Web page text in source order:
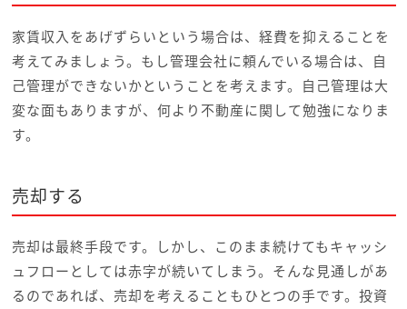
家賃収入をあげずらいという場合は、経費を抑えることを
考えてみましょう。もし管理会社に頼んでいる場合は、自
己管理ができないかということを考えます。自己管理は大
変な面もありますが、何より不動産に関して勉強になりま
す。
売却する
売却は最終手段です。しかし、このまま続けてもキャッシ
ュフローとしては赤字が続いてしまう。そんな見通しがあ
るのであれば、売却を考えることもひとつの手です。投資